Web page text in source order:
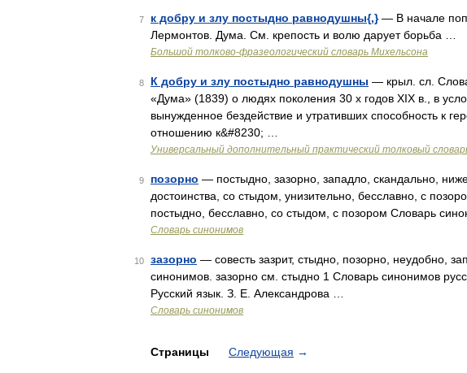
7 к добру и злу постыдно равнодушны{,}— В начале
Лермонтов. Дума. См. крепость и волю дарует борьба …
Большой толково-фразеологический словарь Михельсона
8 К добру и злу постыдно равнодушны — крыл. сл.
«Дума» (1839) о людях поколения 30 х годов XIX в., в
вынужденное бездействие и утративших способность к
отношению к&#8230; …
Универсальный дополнительный практический толковый
9 позорно — постыдно, зазорно, западло, скандально,
достоинства, со стыдом, унизительно, бесславно, с
постыдно, бесславно, со стыдом, с позором Словарь
Словарь синонимов
10 зазорно — совесть зазрит, стыдно, позорно, неудобно,
синонимов. зазорно см. стыдно 1 Словарь синонимов
Русский язык. З. Е. Александрова …
Словарь синонимов
Страницы Следующая →